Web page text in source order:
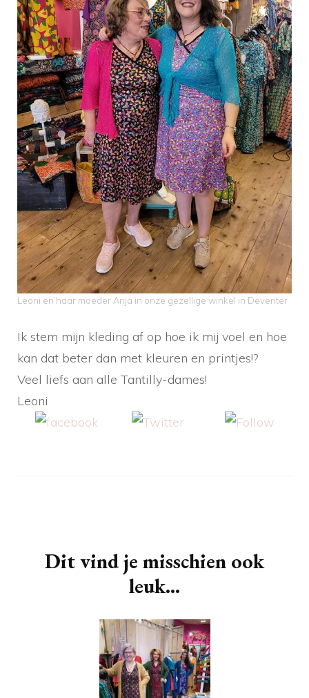
Leoni en haar moeder Anja in onze gezellige winkel in Deventer
Ik stem mijn kleding af op hoe ik mij voel en hoe
kan dat beter dan met kleuren en printjes!?
Veel liefs aan alle Tantilly-dames!
Leoni
Dit vind je misschien ook
leuk...